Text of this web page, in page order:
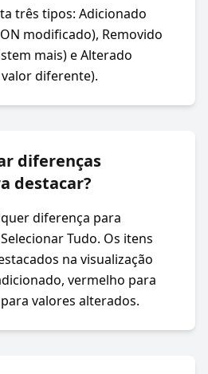
três tipos: Adicionado
modificado), Removido
mais) e Alterado
diferente).
diferenças
destacar?
diferença para
Tudo. Os itens
na visualização
vermelho para
valores alterados.